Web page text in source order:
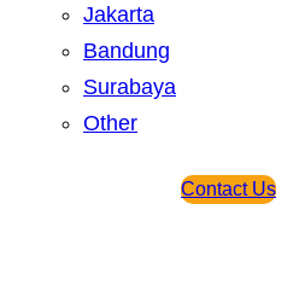
Jakarta
Bandung
Surabaya
Other
Contact Us